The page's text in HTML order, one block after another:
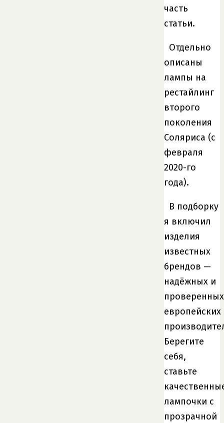
часть
статьи.
Отдельно
описаны
лампы на
рестайлинг
второго
поколения
Соляриса (с
февраля
2020-го
года).
В подборку
я включил
изделия
известных
брендов —
надёжных и
проверенных
европейских
Берегите
себя,
ставьте
лампочки с
прозрачной